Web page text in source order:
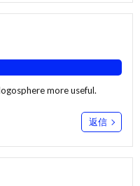
more useful.
返信